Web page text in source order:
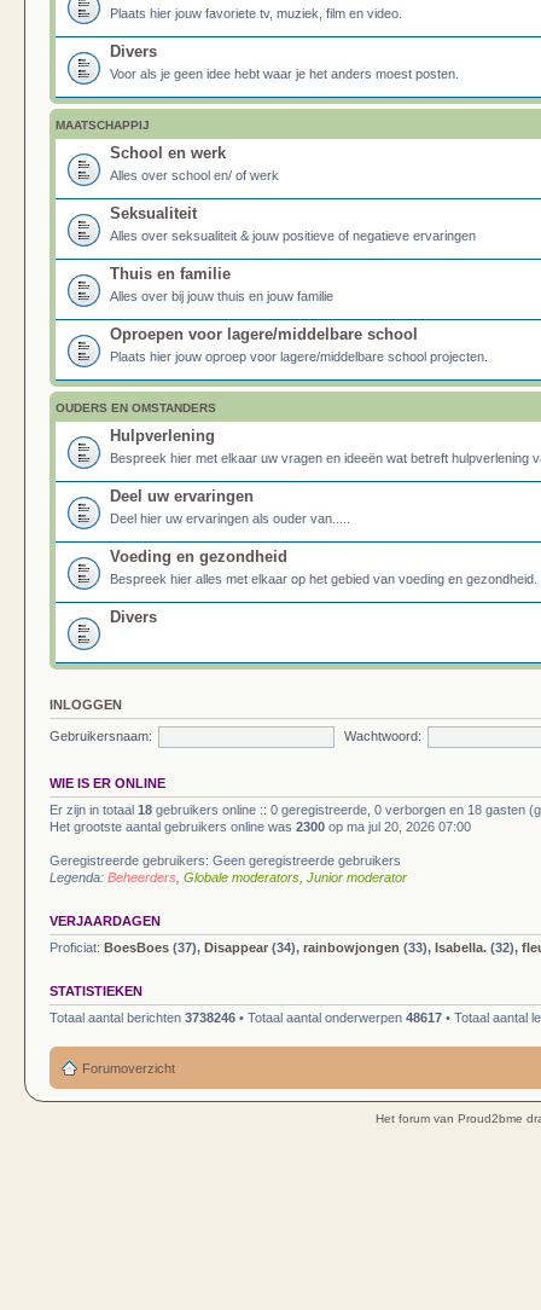
Plaats hier jouw favoriete tv, muziek, film en video.
Divers
Voor als je geen idee hebt waar je het anders moest posten.
MAATSCHAPPIJ
School en werk
Alles over school en/ of werk
Seksualiteit
Alles over seksualiteit & jouw positieve of negatieve ervaringen
Thuis en familie
Alles over bij jouw thuis en jouw familie
Oproepen voor lagere/middelbare school
Plaats hier jouw oproep voor lagere/middelbare school projecten.
OUDERS EN OMSTANDERS
Hulpverlening
Bespreek hier met elkaar uw vragen en ideeën wat betreft hulpverlening
Deel uw ervaringen
Deel hier uw ervaringen als ouder van.....
Voeding en gezondheid
Bespreek hier alles met elkaar op het gebied van voeding en gezondheid.
Divers
INLOGGEN
Gebruikersnaam: Wachtwoord:
WIE IS ER ONLINE
Er zijn in totaal 18 gebruikers online :: 0 geregistreerde, 0 verborgen en 18 gasten
Het grootste aantal gebruikers online was 2300 op ma jul 20, 2026 07:00
Geregistreerde gebruikers: Geen geregistreerde gebruikers
Legenda: Beheerders Globale moderators Junior moderator
VERJAARDAGEN
Proficiat: BoesBoes (37), Disappear (34), rainbowjongen (33), Isabella. (32),
STATISTIEKEN
Totaal aantal berichten 3738246 • Totaal aantal onderwerpen 48617 • Totaal aantal
Forumoverzicht
Het forum van Proud2bme